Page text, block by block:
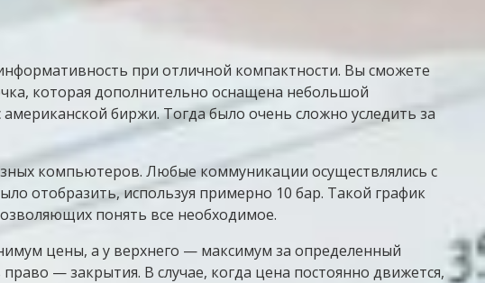
при отличной компактности. Вы сможете
которая дополнительно оснащена небольшой
биржи. Тогда было очень сложно уследить за
компьютеров. Любые коммуникации осуществлялись с
отобразить, используя примерно 10 бар. Такой график
понять все необходимое.
цены, а у верхнего — максимум за определенный
— закрытия. В случае, когда цена постоянно движется,